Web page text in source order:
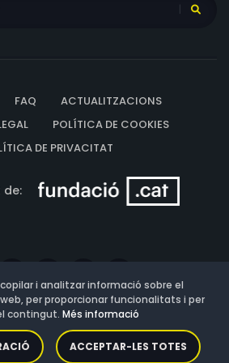
FAQ
ACTUALITZACIONS
POLÍTICA DE COOKIES
DE PRIVACITAT
de:
3.13.0.202607011342
i analitzar informació sobre el
per proporcionar funcionalitats i per
contingut. Més informació
ACCEPTAR-LES TOTES